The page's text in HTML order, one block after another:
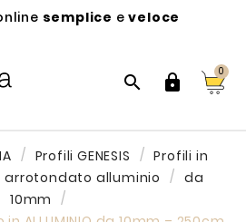
semplice eveloce
 
0
Profili GENESIS
Profili in
arrotondato alluminio
da
10mm